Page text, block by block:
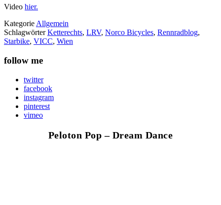
Video hier.
KategorieAllgemein
SchlagwörterKetterechts, LRV, Norco Bicycles, Rennradblog,
Starbike, VICC, Wien
follow me
twitter
facebook
instagram
pinterest
vimeo
Peloton Pop – Dream Dance